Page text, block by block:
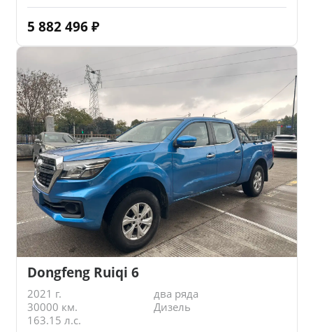
5 882 496 ₽
Dongfeng Ruiqi 6
2021 г.
два ряда
30000 км.
Дизель
163.15 л.с.